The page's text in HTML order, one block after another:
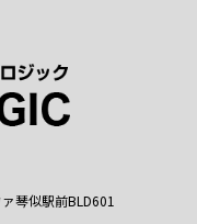
琴似駅前BLD601